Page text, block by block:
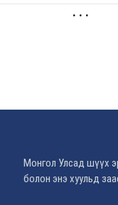
. . .
Монгол Улсад шүүх
болон энэ хуульд